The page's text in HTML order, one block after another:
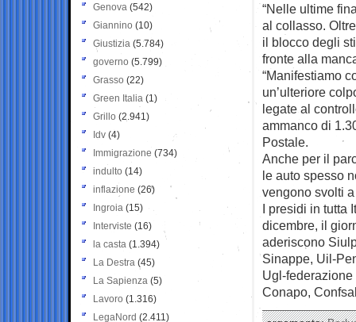
“Nelle ultime
al collasso.
il blocco degli
fronte alla
“Manifestiamo
un’ulteriore
legate al
ammanco di
Postale.
Anche per il
le auto spesso
vengono svolti
I presidi in tutta
dicembre, il
aderiscono
Sinappe, Uil-
Ugl-
Conapo,
Genova (542)
Giannino (10)
Giustizia (5.784)
governo (5.799)
Grasso (22)
Green Italia (1)
Grillo (2.941)
Idv (4)
Immigrazione (734)
indulto (14)
inflazione (26)
Ingroia (15)
Interviste (16)
la casta (1.394)
La Destra (45)
La Sapienza (5)
Lavoro (1.316)
LegaNord (2.411)